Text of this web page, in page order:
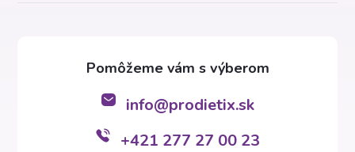
info@prodietix.sk
+421 277 27 00 23